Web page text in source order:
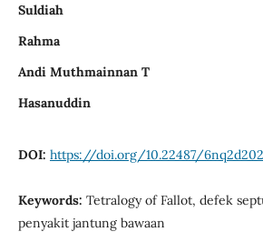
Suldiah
Rahma
Andi Muthmainnan T
Hasanuddin
DOI: https://doi.org/10.22487/6nq2d202
Keywords: Tetralogy of Fallot, defek
penyakit jantung bawaan